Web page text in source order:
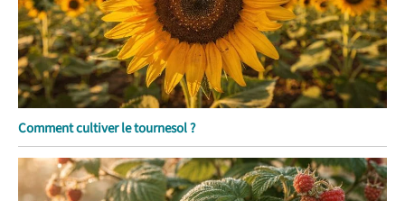
Comment cultiver le tournesol ?